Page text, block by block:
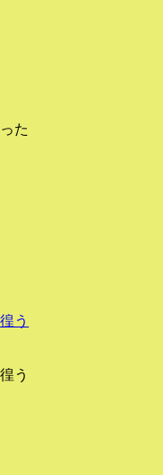
た
う
う